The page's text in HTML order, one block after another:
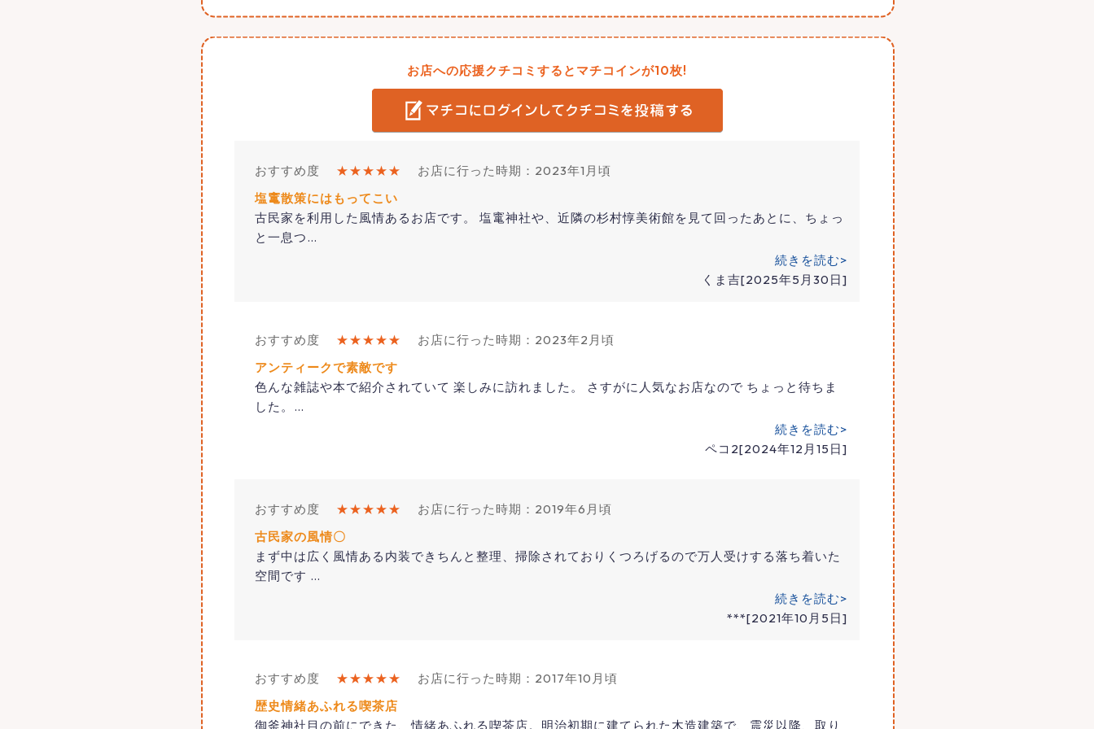
お店への応援クチコミするとマチコインが10枚!
おすすめ度 ★★★★★
お店に行った時期：2023年1月頃
塩竃散策にはもってこい
古民家を利用した風情あるお店です。 塩竃神社や、近隣の杉村惇美術館を見て回ったあとに、ちょっ
と一息つ…
続きを読む>
くま吉[2025年5月30日]
おすすめ度 ★★★★★
お店に行った時期：2023年2月頃
アンティークで素敵です
色んな雑誌や本で紹介されていて 楽しみに訪れました。 さすがに人気なお店なので ちょっと待ちま
した。 …
続きを読む>
ペコ2[2024年12月15日]
おすすめ度 ★★★★★
お店に行った時期：2019年6月頃
古民家の風情〇
まず中は広く風情ある内装できちんと整理、掃除されておりくつろげるので万人受けする落ち着いた
空間です …
続きを読む>
***[2021年10月5日]
おすすめ度 ★★★★★
お店に行った時期：2017年10月頃
歴史情緒あふれる喫茶店
御釜神社目の前にできた、情緒あふれる喫茶店。明治初期に建てられた木造建築で、震災以降、取り